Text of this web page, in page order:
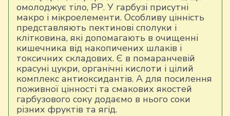
омолоджує тіло, РР. У гарбузі присутні
макро і мікроелементи. Особливу цінність
представляють пектинові сполуки і
клітковина, які допомагають в очищенні
кишечника від накопичених шлаків і
токсичних складових. Є в помаранчевій
красуні цукри, органічні кислоти і цілий
комплекс антиоксидантів. А для посилення
поживної цінності та смакових якостей
гарбузового соку додаємо в нього соки
різних фруктів та ягід.